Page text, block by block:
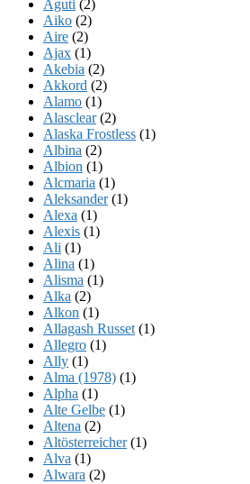
Aguti (2)
Aiko (2)
Aire (2)
Ajax (1)
Akebia (2)
Akkord (2)
Alamo (1)
Alasclear(2)
Alaska Frostless (1)
Albina (2)
Albion (1)
Alcmaria (1)
Aleksander(1)
Alexa (1)
Alexis (1)
Ali (1)
Alina (1)
Alisma (1)
Alka (2)
Alkon (1)
Allagash Russet (1)
Allegro (1)
Ally (1)
Alma (1978) (1)
Alpha (1)
Alte Gelbe (1)
Altena (2)
Altösterreicher(1)
Alva (1)
Alwara (2)